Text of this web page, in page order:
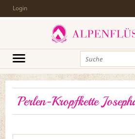
Login
Perlen-Kropfkette